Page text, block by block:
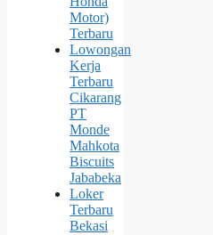
Motor)
Terbaru
Lowongan
Kerja
Terbaru
Cikarang
PT
Monde
Mahkota
Biscuits
Jababeka
Loker
Terbaru
Bekasi